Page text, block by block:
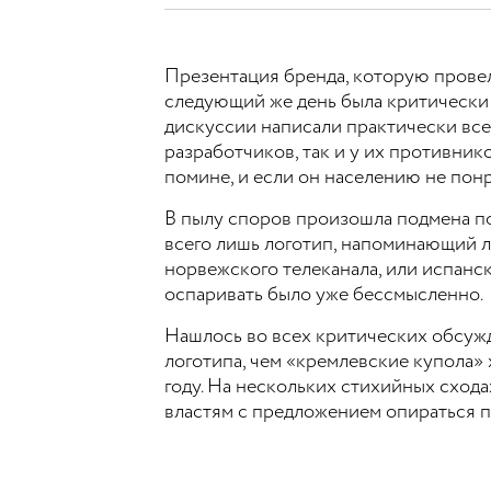
Презентация бренда, которую
следующий же день была
дискуссии написали практически
разработчиков, так и у их
помине, и если он населению не
В пылу споров произошла подмена
всего лишь логотип, напоминающий
норвежского телеканала, или
оспаривать было уже бессмысленно.
Нашлось во всех критических
логотипа, чем «кремлевские
году. На нескольких стихийных
властям с предложением опираться